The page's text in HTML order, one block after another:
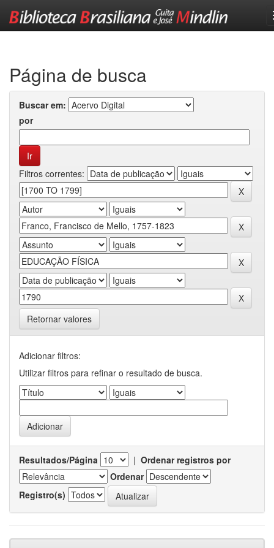
Página de busca
Buscar em:
por
Filtros correntes:
Retornar valores
Adicionar filtros:
Utilizar filtros para refinar o resultado de busca.
Resultados/Página | Ordenar registros por
Ordenar
Registro(s)